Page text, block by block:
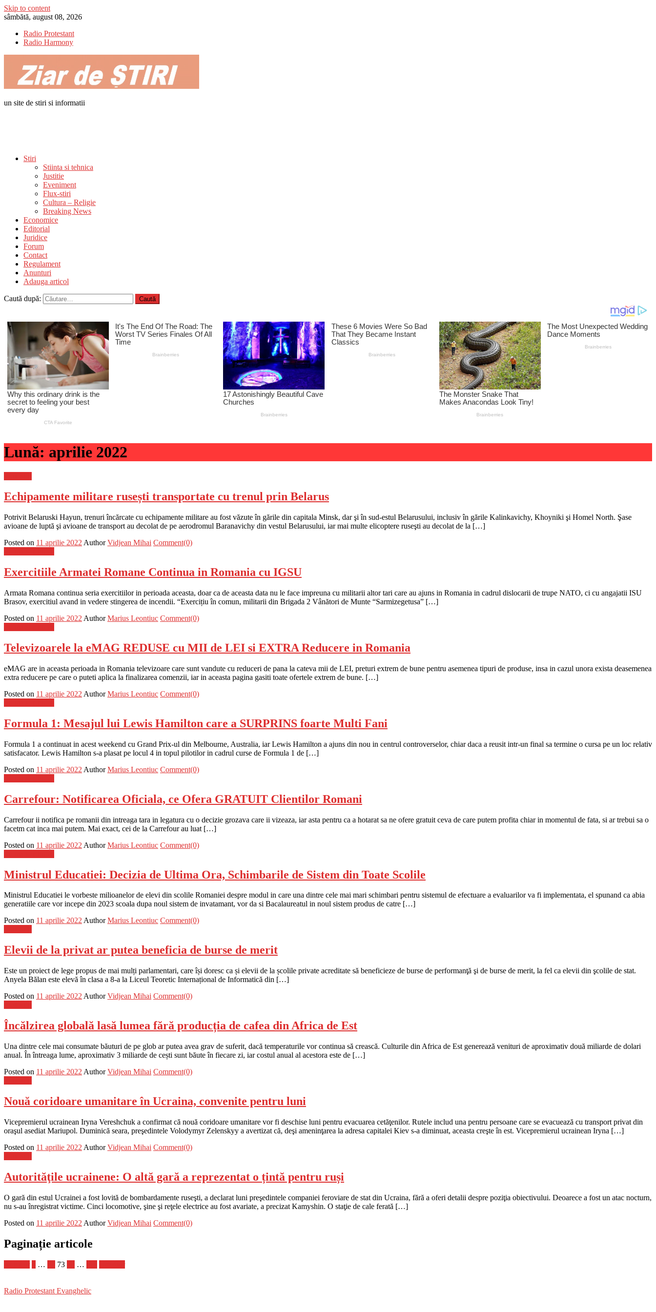
Skip to content
sâmbătă, august 08, 2026
Radio Protestant
Radio Harmony
un site de stiri si informatii
Stiri
Stiinta si tehnica
Justitie
Eveniment
Flux-stiri
Cultura – Religie
Breaking News
Economice
Editorial
Juridice
Forum
Contact
Regulament
Anunturi
Adauga articol
Caută după:
Lună: aprilie 2022
Echipamente militare rusești transportate cu trenul prin Belarus
Potrivit Belaruski Hayun, trenuri încărcate cu echipamente militare au fost văzute în gările din capitala Minsk, dar şi în sud-estul Belarusului, inclusiv în gările Kalinkavichy, Khoyniki şi Homel North. Şase
avioane de luptă şi avioane de transport au decolat de pe aerodromul Baranavichy din vestul Belarusului, iar mai multe elicoptere ruseşti au decolat de la […]
Posted on 11 aprilie 2022 Author Vidjean Mihai Comment(0)
Exercitiile Armatei Romane Continua in Romania cu IGSU
Armata Romana continua seria exercitiilor in perioada aceasta, doar ca de aceasta data nu le face impreuna cu militarii altor tari care au ajuns in Romania in cadrul dislocarii de trupe NATO, ci cu angajatii ISU
Brasov, exercitiul avand in vedere stingerea de incendii. “Exercițiu în comun, militarii din Brigada 2 Vânători de Munte “Sarmizegetusa” […]
Posted on 11 aprilie 2022 Author Marius Leontiuc Comment(0)
Televizoarele la eMAG REDUSE cu MII de LEI si EXTRA Reducere in Romania
eMAG are in aceasta perioada in Romania televizoare care sunt vandute cu reduceri de pana la cateva mii de LEI, preturi extrem de bune pentru asemenea tipuri de produse, insa in cazul unora exista deasemenea
extra reducere pe care o puteti aplica la finalizarea comenzii, iar in aceasta pagina gasiti toate ofertele extrem de bune. […]
Posted on 11 aprilie 2022 Author Marius Leontiuc Comment(0)
Formula 1: Mesajul lui Lewis Hamilton care a SURPRINS foarte Multi Fani
Formula 1 a continuat in acest weekend cu Grand Prix-ul din Melbourne, Australia, iar Lewis Hamilton a ajuns din nou in centrul controverselor, chiar daca a reusit intr-un final sa termine o cursa pe un loc relativ
satisfacator. Lewis Hamilton s-a plasat pe locul 4 in topul pilotilor in cadrul curse de Formula 1 de […]
Posted on 11 aprilie 2022 Author Marius Leontiuc Comment(0)
Carrefour: Notificarea Oficiala, ce Ofera GRATUIT Clientilor Romani
Carrefour ii notifica pe romanii din intreaga tara in legatura cu o decizie grozava care ii vizeaza, iar asta pentru ca a hotarat sa ne ofere gratuit ceva de care putem profita chiar in momentul de fata, si ar trebui sa o
facetm cat inca mai putem. Mai exact, cei de la Carrefour au luat […]
Posted on 11 aprilie 2022 Author Marius Leontiuc Comment(0)
Ministrul Educatiei: Decizia de Ultima Ora, Schimbarile de Sistem din Toate Scolile
Ministrul Educatiei le vorbeste milioanelor de elevi din scolile Romaniei despre modul in care una dintre cele mai mari schimbari pentru sistemul de efectuare a evaluarilor va fi implementata, el spunand ca abia
generatiile care vor incepe din 2023 scoala dupa noul sistem de invatamant, vor da si Bacalaureatul in noul sistem produs de catre […]
Posted on 11 aprilie 2022Author Marius Leontiuc Comment(0)
Elevii de la privat ar putea beneficia de burse de merit
Este un proiect de lege propus de mai mulți parlamentari, care își doresc ca și elevii de la școlile private acreditate să beneficieze de burse de performanţă şi de burse de merit, la fel ca elevii din şcolile de stat.
Anyela Bălan este elevă în clasa a 8-a la Liceul Teoretic Internațional de Informatică din […]
Posted on 11 aprilie 2022 Author Vidjean Mihai Comment(0)
Încălzirea globală lasă lumea fără producția de cafea din Africa de Est
Una dintre cele mai consumate băuturi de pe glob ar putea avea grav de suferit, dacă temperaturile vor continua să crească. Culturile din Africa de Est generează venituri de aproximativ două miliarde de dolari
anual. În întreaga lume, aproximativ 3 miliarde de cești sunt băute în fiecare zi, iar costul anual al acestora este de […]
Posted on 11 aprilie 2022 Author Vidjean Mihai Comment(0)
Nouă coridoare umanitare în Ucraina, convenite pentru luni
Vicepremierul ucrainean Iryna Vereshchuk a confirmat că nouă coridoare umanitare vor fi deschise luni pentru evacuarea cetăţenilor. Rutele includ una pentru persoane care se evacuează cu transport privat din
oraşul asediat Mariupol. Duminică seara, preşedintele Volodymyr Zelenskyy a avertizat că, deşi ameninţarea la adresa capitalei Kiev s-a diminuat, aceasta creşte în est. Vicepremierul ucrainean Iryna […]
Posted on 11 aprilie 2022 Author Vidjean Mihai Comment(0)
Autorităţile ucrainene: O altă gară a reprezentat o țintă pentru ruși
O gară din estul Ucrainei a fost lovită de bombardamente ruseşti, a declarat luni preşedintele companiei feroviare de stat din Ucraina, fără a oferi detalii despre poziţia obiectivului. Deoarece a fost un atac nocturn,
nu s-au înregistrat victime. Cinci locomotive, şine şi reţele electrice au fost avariate, a precizat Kamyshin. O staţie de cale ferată […]
Posted on 11 aprilie 2022 Author Vidjean Mihai Comment(0)
Paginație articole
… 73 …
Radio Protestant Evanghelic